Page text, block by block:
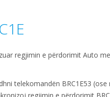
regjimin e përdorimit Auto
telekomandën BRC1E53